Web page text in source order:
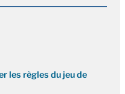
les règles du jeu de